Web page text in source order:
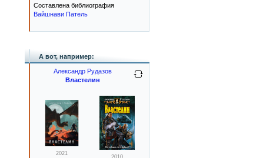
Составлена библиография
Вайшнави Патель
А вот, например:
Александр Рудазов
Властелин
2021
2010